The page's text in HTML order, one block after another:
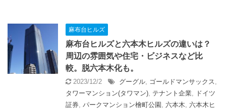
麻布台ヒルズ
麻布台ヒルズと六本木ヒルズの違いは？
周辺の雰囲気や住宅・ビジネスなど比
較。脱六本木化も。
2023/12/2 グーグル, ゴールドマンサックス,
タワーマンション(タワマン), テナント企業, ドイツ
証券, パークマンション檜町公園 , 六本木, 六本木ヒ